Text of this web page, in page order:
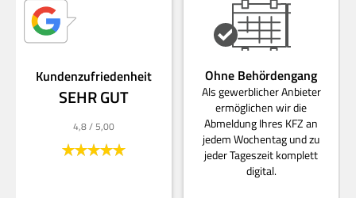
Kundenzufriedenheit
SEHR GUT
4,8/ 5,00
Ohne Behördengang
Als gewerblicher Anbieter
ermöglichen wir die
Abmeldung Ihres KFZ an
jedem Wochentag und zu
jeder Tageszeit komplett
digital.